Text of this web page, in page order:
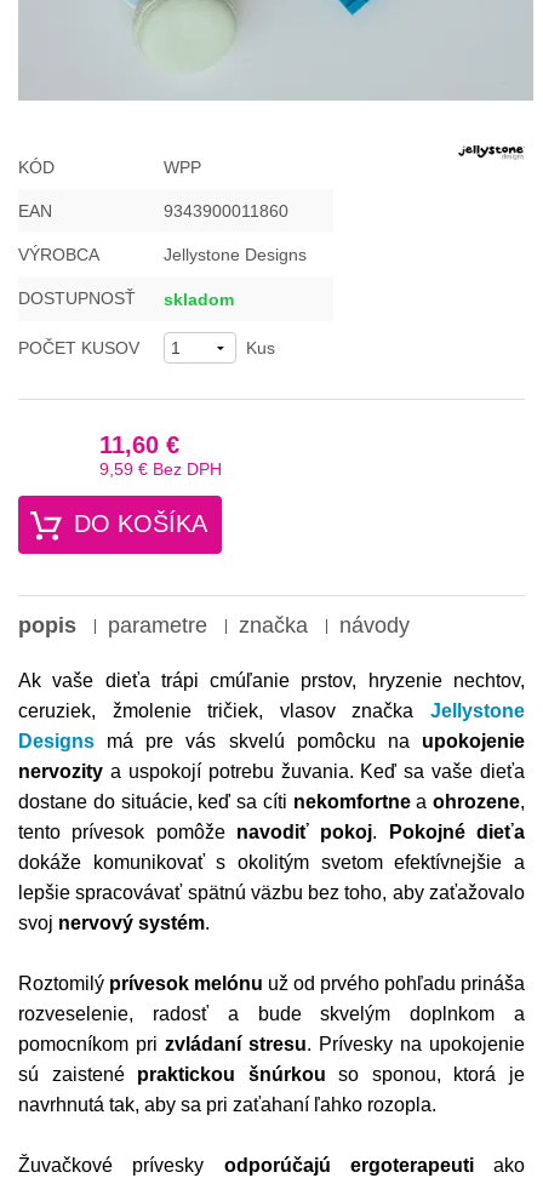
KÓD WPP
EAN 9343900011860
VÝROBCA Jellystone Designs
DOSTUPNOSŤ skladom
POČET KUSOV Kus
11,60 €
9,59 € Bez DPH
DO KOŠÍKA
popis parametre značka návody
Ak vaše dieťa trápi cmúľanie prstov, hryzenie nechtov,
ceruziek, žmolenie tričiek, vlasov značka Jellystone
Designs má pre vás skvelú pomôcku na upokojenie
nervozity a uspokojí potrebu žuvania. Keď sa vaše dieťa
dostane do situácie, keď sa cíti nekomfortnea ohrozene,
tento prívesok pomôže navodiť pokoj.
Pokojné dieťa
dokáže komunikovať s okolitým svetom efektívnejšie a
lepšie spracovávať spätnú väzbu bez toho, aby zaťažovalo
svoj nervový systém.
Roztomilý prívesok melónu už od prvého pohľadu prináša
rozveselenie, radosť a bude skvelým doplnkom a
pomocníkom pri zvládaní stresu. Prívesky na upokojenie
sú zaistené praktickou šnúrkou so sponou, ktorá je
navrhnutá tak, aby sa pri zaťahaní ľahko rozopla.
Žuvačkové prívesky odporúčajú ergoterapeutiako